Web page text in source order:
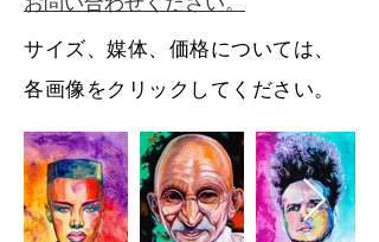
サイズ、媒体、価格については、
各画像をクリックしてください。